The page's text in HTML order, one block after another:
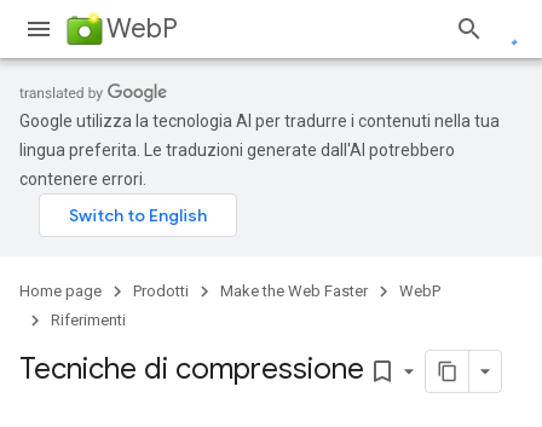
WebP
Google utilizza la tecnologia AI per tradurre i contenuti nella tua
lingua preferita. Le traduzioni generate dall'AI potrebbero
contenere errori.
Home page Prodotti Make the Web Faster
WebP
Riferimenti
Tecniche di compressione bookmark_border